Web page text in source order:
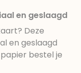
en geslaagd
Deze
en geslaagd
bestel je